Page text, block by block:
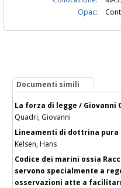
Opac:
Documenti simili
La forza di legge / Giovanni
Quadri, Giovanni
Lineamenti di dottrina pura
Kelsen, Hans
Codice dei marini ossia
servono specialmente a
osservazioni atte a